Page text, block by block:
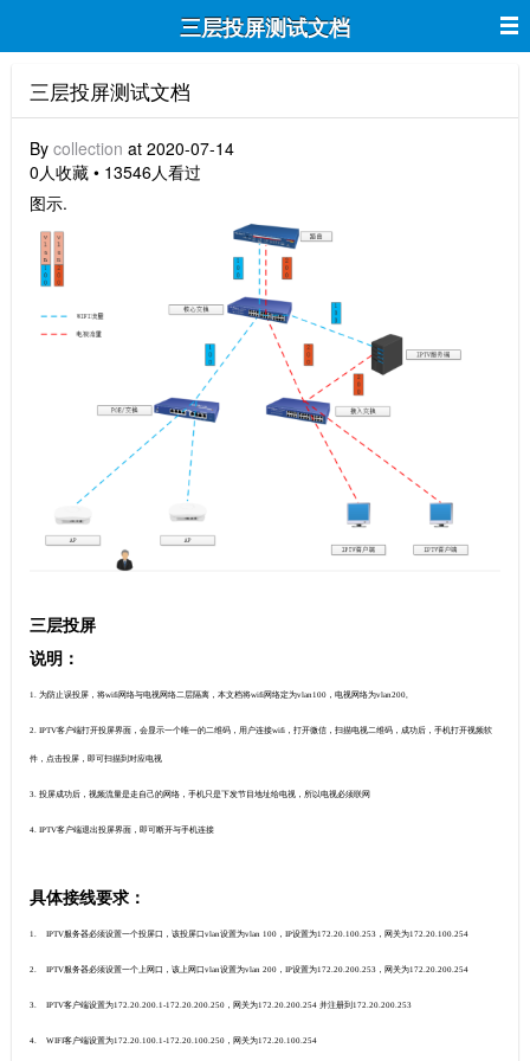
三层投屏测试文档
三层投屏测试文档
By collection at 2020-07-14
0人收藏 • 13546人看过
图示.
三层投屏
说明：
1. 为防止误投屏，将wifi网络与电视网络二层隔离，本文档将wifi网络定为vlan100，电视网络为vlan200,
2. IPTV客户端打开投屏界面，会显示一个唯一的二维码，用户连接wifi，打开微信，扫描电视二维码，成功后，手机打开视频软
件，点击投屏，即可扫描到对应电视
3. 投屏成功后，视频流量是走自己的网络，手机只是下发节目地址给电视，所以电视必须联网
4. IPTV客户端退出投屏界面，即可断开与手机连接
具体接线要求：
1. IPTV服务器必须设置一个投屏口，该投屏口vlan设置为vlan 100，IP设置为172.20.100.253，网关为172.20.100.254
2. IPTV服务器必须设置一个上网口，该上网口vlan设置为vlan 200，IP设置为172.20.200.253，网关为172.20.200.254
3. IPTV客户端设置为172.20.200.1-172.20.200.250，网关为172.20.200.254 并注册到172.20.200.253
4. WIFI客户端设置为172.20.100.1-172.20.100.250，网关为172.20.100.254